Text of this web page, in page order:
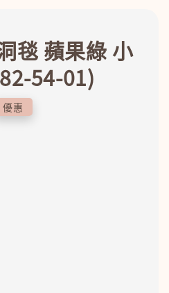
毯 蘋果綠 小
54-01)
優惠